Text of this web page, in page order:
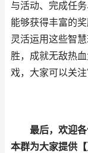
与活动、完成任
能够获得丰富的
灵活运用这些智
胜，成就无敌热
戏，大家可以关注
最后，欢迎
本群为大家提供【